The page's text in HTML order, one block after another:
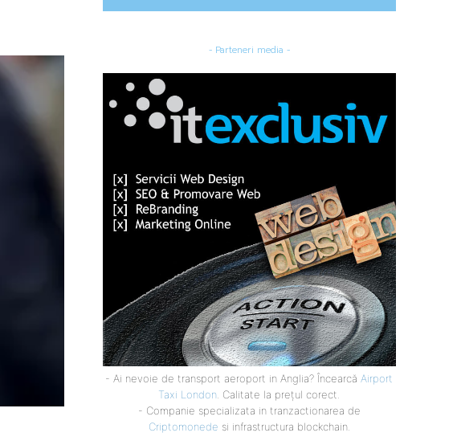
- Parteneri media -
- Ai nevoie de transport aeroport in Anglia? Încearcă Airport
Taxi London . Calitate la prețul corect.
- Companie specializata in tranzactionarea de
Criptomonede si infrastructura blockchain.